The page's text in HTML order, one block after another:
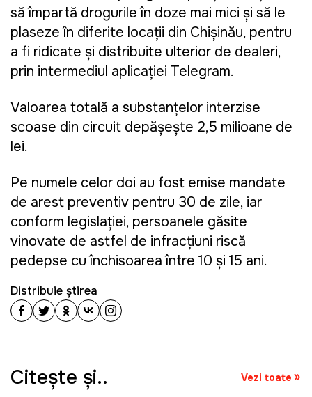
să împartă drogurile în doze mai mici și să le
plaseze în diferite locații din Chișinău, pentru
a fi ridicate și distribuite ulterior de dealeri,
prin intermediul aplicației Telegram.
Valoarea totală a substanțelor interzise
scoase din circuit depășește 2,5 milioane de
lei.
Pe numele celor doi au fost emise mandate
de arest preventiv pentru 30 de zile, iar
conform legislației, persoanele găsite
vinovate de astfel de infracțiuni riscă
pedepse cu închisoarea între 10 și 15 ani.
Distribuie știrea
Citeşte şi.. Vezi toate